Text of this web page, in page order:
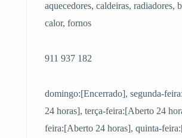
aquecedores, caldeiras, radiadores,
calor, fornos
911 937 182
domingo:[Encerrado], segunda-
24 horas], terça-feira:[Aberto 24
feira:[Aberto 24 horas], quinta-